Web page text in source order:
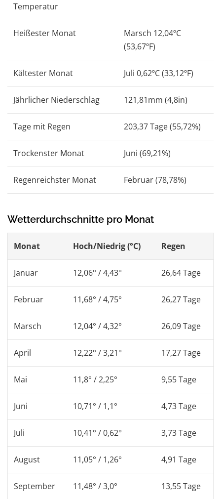
Temperatur
Heißester Monat
Marsch 12,04ºC
(53,67ºF)
Kältester Monat Juli 0,62ºC (33,12ºF)
Jährlicher Niederschlag 121,81mm (4,8in)
Tage mit Regen 203,37 Tage (55,72%)
Trockenster Monat Juni (69,21%)
Regenreichster Monat Februar (78,78%)
Wetterdurchschnitte pro Monat
Monat Hoch/Niedrig (°C) Regen
Januar 12,06° / 4,43° 26,64 Tage
Februar 11,68° / 4,75° 26,27 Tage
Marsch 12,04° / 4,32° 26,09 Tage
April 12,22° / 3,21° 17,27 Tage
Mai 11,8° / 2,25° 9,55 Tage
Juni 10,71° / 1,1° 4,73 Tage
Juli 10,41° / 0,62° 3,73 Tage
August 11,05° / 1,26° 4,91 Tage
September 11,48° / 3,0° 13,55 Tage